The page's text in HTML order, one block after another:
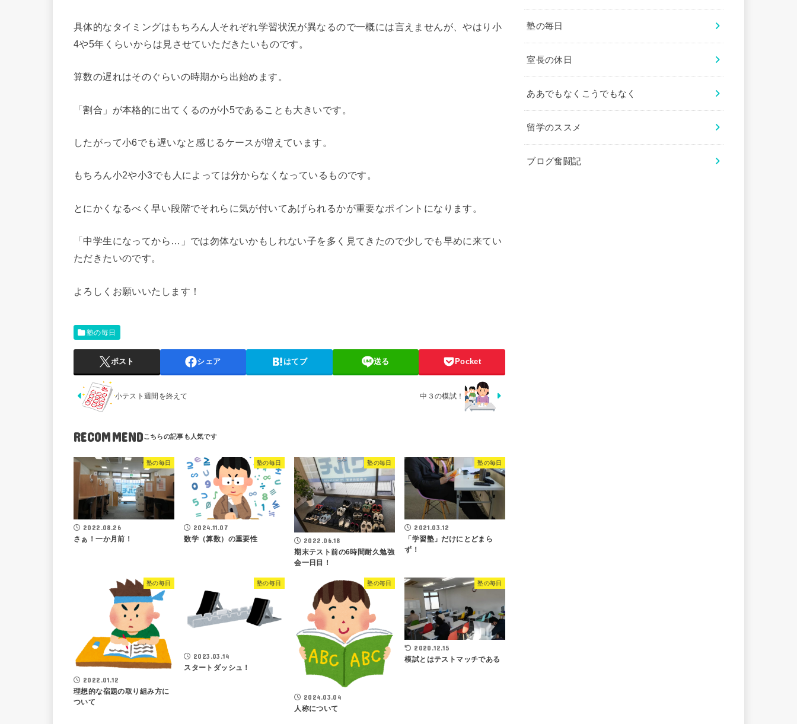
具体的なタイミングはもちろん人それぞれ学習状況が異なるので一概には言えませんが、やはり小
4や5年くらいからは見させていただきたいものです。
算数の遅れはそのぐらいの時期から出始めます。
「割合」が本格的に出てくるのが小5であることも大きいです。
したがって小6でも遅いなと感じるケースが増えています。
もちろん小2や小3でも人によっては分からなくなっているものです。
とにかくなるべく早い段階でそれらに気が付いてあげられるかが重要なポイントになります。
「中学生になってから…」では勿体ないかもしれない子を多く見てきたので少しでも早めに来てい
ただきたいのです。
よろしくお願いいたします！
塾の毎日
ポスト シェア はてブ 送る Pocket
小テスト週間を終えて 中３の模試！
RECOMMEND
塾の毎日
2022.08.26
さぁ！一か月前！
塾の毎日
2024.11.07
数学（算数）の重要性
塾の毎日
2022.06.18
期末テスト前の6時間耐久勉強
会一日目！
塾の毎日
2021.03.12
「学習塾」だけにとどまら
ず！
塾の毎日
2022.01.12
理想的な宿題の取り組み方に
ついて
塾の毎日
2023.03.14
スタートダッシュ！
塾の毎日
2024.03.04
人称について
塾の毎日
2020.12.15
模試とはテストマッチである
塾の毎日
室長の休日
ああでもなくこうでもなく
留学のススメ
ブログ奮闘記